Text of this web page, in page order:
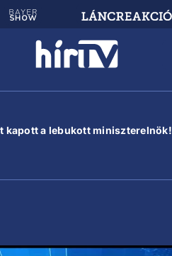
kapott a lebukott miniszterelnök!